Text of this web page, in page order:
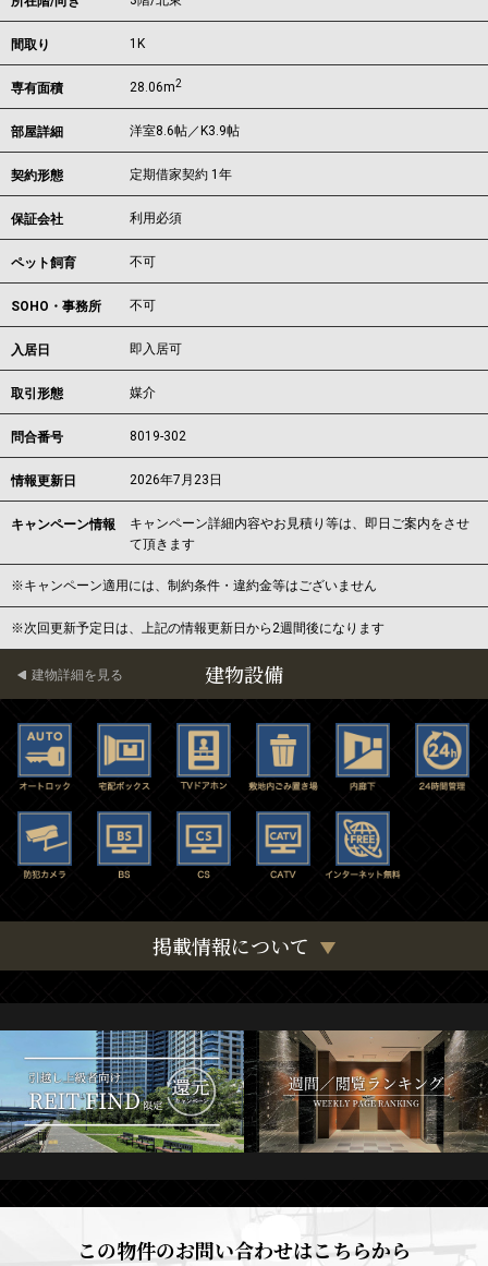
間取り 1K
専有面積 28.06m2
部屋詳細 洋室8.6帖／K3.9帖
契約形態 定期借家契約 1年
保証会社 利用必須
ペット飼育 不可
SOHO・事務所 不可
入居日 即入居可
取引形態 媒介
問合番号 8019-302
情報更新日 2026年7月23日
キャンペーン情報
キャンペーン詳細内容やお見積り等は、即日ご案内をさせ
て頂きます
※キャンペーン適用には、制約条件・違約金等はございません
※次回更新予定日は、上記の情報更新日から2週間後になります
建物設備
建物詳細を見る
掲載情報について
この物件のお問い合わせはこちらから